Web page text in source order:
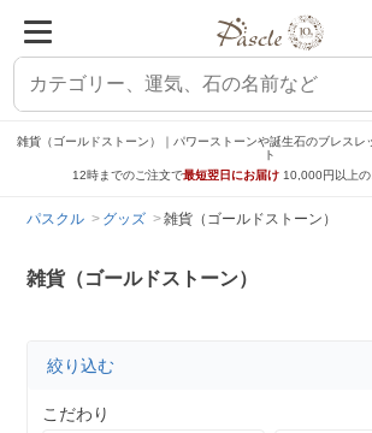
雑貨（ゴールドストーン）｜パワーストーンや誕生石のブレスレ
ト
12時までのご注文で最短翌日にお届け 10,000円以上
パスクル グッズ 雑貨（ゴールドストーン）
雑貨（ゴールドストーン）
絞り込む
こだわり